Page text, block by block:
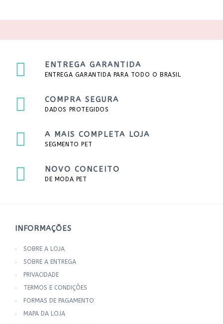
ENTREGA GARANTIDA
ENTREGA GARANTIDA PARA TODO O BRASIL
COMPRA SEGURA
DADOS PROTEGIDOS
A MAIS COMPLETA LOJA
SEGMENTO PET
NOVO CONCEITO
DE MODA PET
INFORMAÇÕES
SOBRE A LOJA
SOBRE A ENTREGA
PRIVACIDADE
TERMOS E CONDIÇÕES
FORMAS DE PAGAMENTO
MAPA DA LOJA